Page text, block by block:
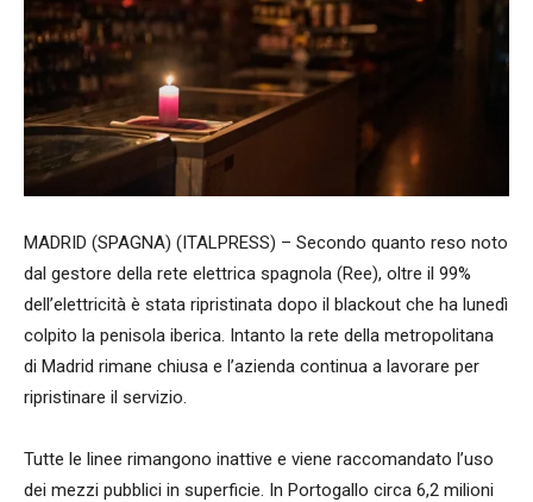
MADRID (SPAGNA) (ITALPRESS) – Secondo quanto reso noto
dal gestore della rete elettrica spagnola (Ree), oltre il 99%
dell’elettricità è stata ripristinata dopo il blackout che ha lunedì
colpito la penisola iberica. Intanto la rete della metropolitana
di Madrid rimane chiusa e l’azienda continua a lavorare per
ripristinare il servizio.
Tutte le linee rimangono inattive e viene raccomandato l’uso
dei mezzi pubblici in superficie. In Portogallo circa 6,2 milioni